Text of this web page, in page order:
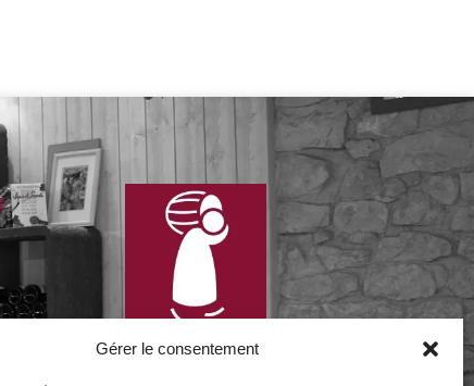
Gérer le consentement